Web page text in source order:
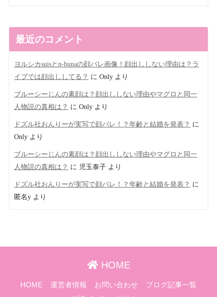
最近のコメント
ヨルシカsuisとn-bunaの顔バレ画像！顔出ししない理由は？ラ
イブでは顔出ししてる？ に Onlyより
ブルーシーじんの素顔は？顔出ししない理由やマグロと同一
人物説の真相は？ に Onlyより
ドズル社おんりーが実写で顔バレ！？年齢と結婚を発表？ に
Onlyより
ブルーシーじんの素顔は？顔出ししない理由やマグロと同一
人物説の真相は？ に 児玉泰子より
ドズル社おんりーが実写で顔バレ！？年齢と結婚を発表？ に
匿名yより
HOME
HOME 運営者情報 お問い合わせ
ブログ記事一覧